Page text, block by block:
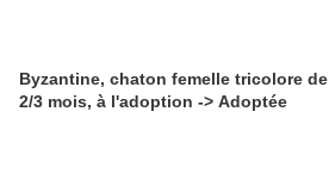
Byzantine, chaton femelle tricolore de
2/3 mois, à l'adoption -> Adoptée